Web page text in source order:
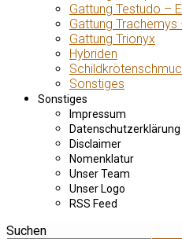
Gattung Testudo –
Gattung
Gattung Trionyx
Hybriden
Sonstiges
Sonstiges
Impressum
Datenschutzerklärung
Disclaimer
Nomenklatur
Unser Team
Unser Logo
RSS Feed
Suchen